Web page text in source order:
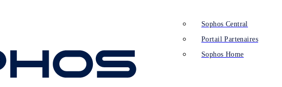
Sophos Central
Portail Partenaires
Sophos Home